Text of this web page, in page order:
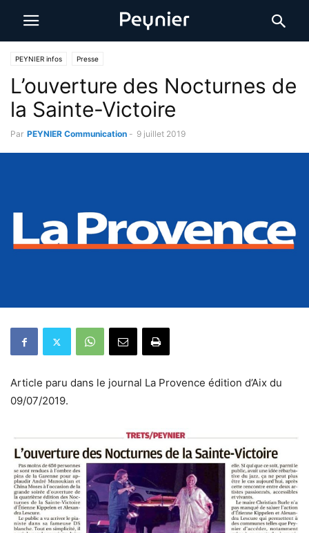
PEYNIER infos Presse
L’ouverture des Nocturnes de
la Sainte-Victoire
Par PEYNIER Communication - 9 juillet 2019
Article paru dans le journal La Provence édition d’Aix du
09/07/2019.